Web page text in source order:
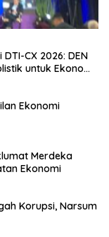
CX 2026: DEN
untuk Ekonomi
Ekonomi
Merdeka
Ekonomi
Korupsi, Narsum